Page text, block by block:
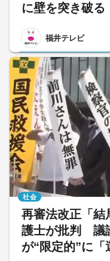
に壁を突き破
福井テレビ
再審法改正「結
護士が批判 議
が“限定的”に「
社会